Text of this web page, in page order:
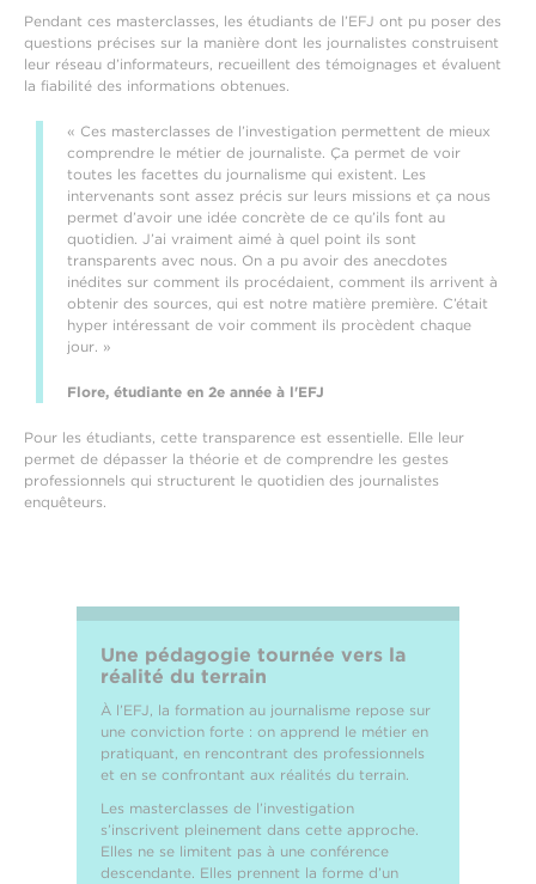
Pendant ces masterclasses, les étudiants de l’EFJ ont pu poser des
questions précises sur la manière dont les journalistes construisent
leur réseau d’informateurs, recueillent des témoignages et évaluent
la fiabilité des informations obtenues.
« Ces masterclasses de l’investigation permettent de mieux
comprendre le métier de journaliste. Ça permet de voir
toutes les facettes du journalisme qui existent. Les
intervenants sont assez précis sur leurs missions et ça nous
permet d’avoir une idée concrète de ce qu’ils font au
quotidien. J’ai vraiment aimé à quel point ils sont
transparents avec nous. On a pu avoir des anecdotes
inédites sur comment ils procédaient, comment ils arrivent à
obtenir des sources, qui est notre matière première. C’était
hyper intéressant de voir comment ils procèdent chaque
jour. »
Flore, étudiante en 2e année à l'EFJ
Pour les étudiants, cette transparence est essentielle. Elle leur
permet de dépasser la théorie et de comprendre les gestes
professionnels qui structurent le quotidien des journalistes
enquêteurs.
Une pédagogie tournée vers la
réalité du terrain
À l’EFJ, la formation au journalisme repose sur
une conviction forte : on apprend le métier en
pratiquant, en rencontrant des professionnels
et en se confrontant aux réalités du terrain.
Les masterclasses de l’investigation
s’inscrivent pleinement dans cette approche.
Elles ne se limitent pas à une conférence
descendante. Elles prennent la forme d’un